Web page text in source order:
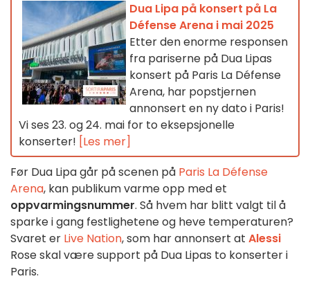
Dua Lipa på konsert på La
Défense Arena i mai 2025
Etter den enorme responsen
fra pariserne på Dua Lipas
konsert på Paris La Défense
Arena, har popstjernen
annonsert en ny dato i Paris!
Vi ses 23. og 24. mai for to eksepsjonelle
konserter! [Les mer]
Før Dua Lipa går på scenen på Paris La Défense
Arena, kan publikum varme opp med et
oppvarmingsnummer. Så hvem har blitt valgt til å
sparke i gang festlighetene og heve temperaturen?
Svaret er Live Nation, som har annonsert at Alessi
Rose skal være support på Dua Lipas to konserter i
Paris.